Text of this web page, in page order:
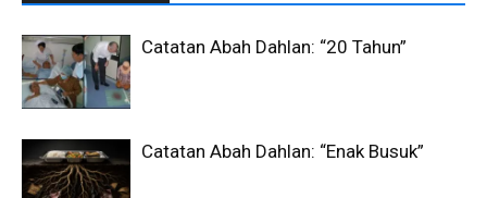
Catatan Abah Dahlan: “20 Tahun”
Catatan Abah Dahlan: “Enak Busuk”